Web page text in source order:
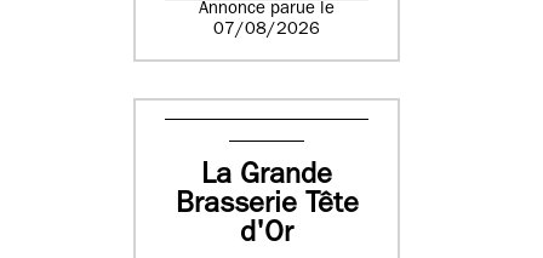
Annonce parue le
07/08/2026
La Grande
Brasserie Tête
d'Or